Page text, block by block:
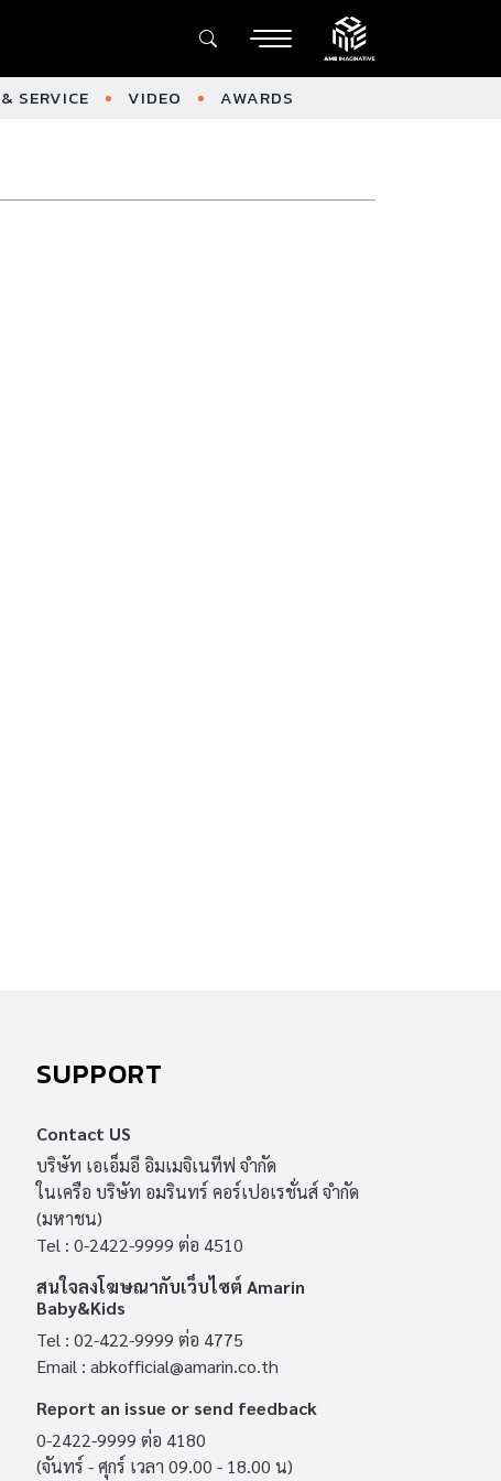
SERVICE VIDEO AWARDS
SUPPORT
Contact US
บริษัท เอเอ็มอี อิมเมจิเนทีฟ จำกัด
ในเครือ บริษัท อมรินทร์ คอร์เปอเรชั่นส์ จำกัด
(มหาชน)
Tel : 0-2422-9999 ต่อ 4510
สนใจลงโฆษณากับเว็บไซต์ Amarin
Baby&Kids
Tel : 02-422-9999 ต่อ 4775
Email : abkofficial@amarin.co.th
Report an issue or send feedback
0-2422-9999 ต่อ 4180
(จันทร์ - ศุกร์ เวลา 09.00 - 18.00 น)